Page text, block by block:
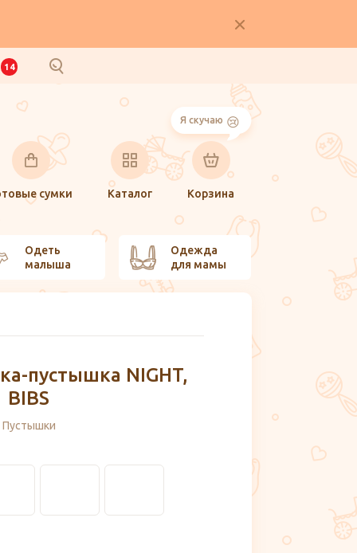
14
сумки Каталог
Я скучаю
Корзина
Одеть
малыша
Одежда
для мамы
пустышка NIGHT,
BIBS
Пустышки